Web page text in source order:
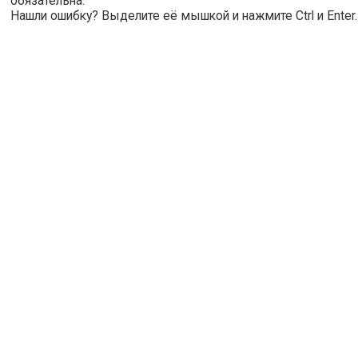
Нашли ошибку? Выделите её мышкой и нажмите Ctrl и Enter.